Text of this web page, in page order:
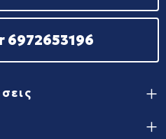
6972653196